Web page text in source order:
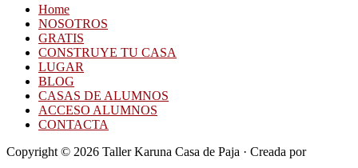
Home
NOSOTROS
GRATIS
CONSTRUYE TU CASA
LUGAR
BLOG
CASAS DE ALUMNOS
ACCESO ALUMNOS
CONTACTA
Copyright © 2026 Taller Karuna Casa de Paja · Creada por